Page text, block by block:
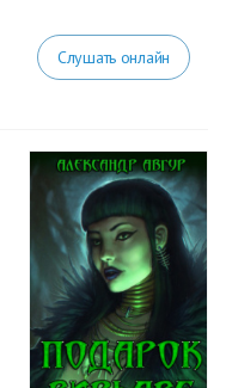
Слушать онлайн